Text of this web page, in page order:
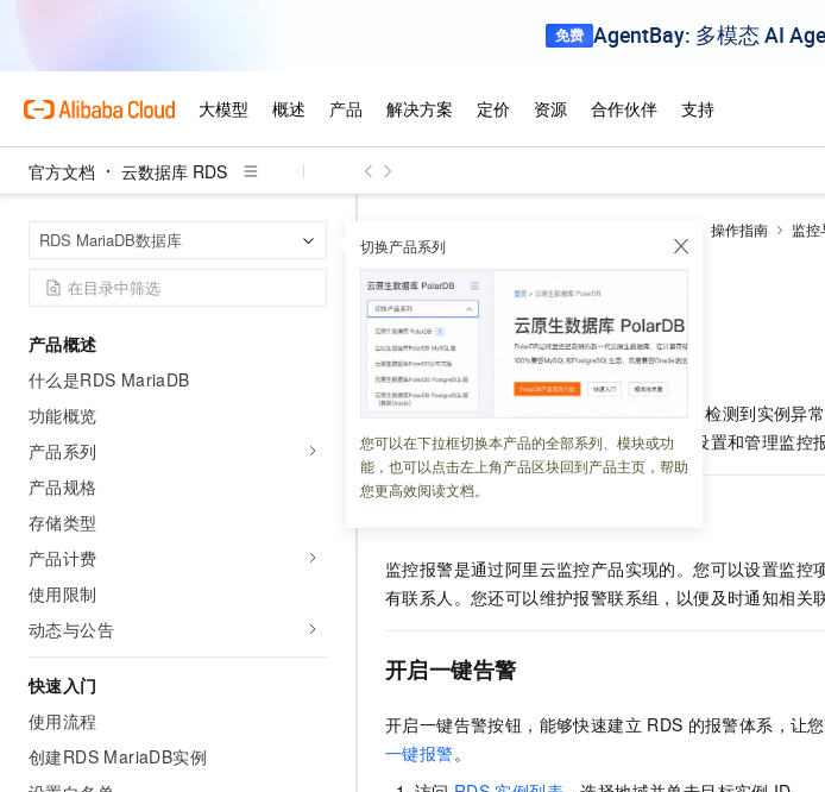
官方文档 云数据库 RDS
RDS MariaDB数据库 切换产品系列
您可以在下拉框切换本产品的全部系列、模块或功
能，也可以点击左上角产品区块回到产品主页，帮助
您更高效阅读文档。
产品概述
什么是RDS MariaDB
功能概览
产品系列
产品规格
存储类型
产品计费
使用限制
动态与公告
快速入门
使用流程
创建RDS MariaDB实例
操作指南 监控
管理报警
更新时间： 2026-04-21 02:13:00
RDS MariaDB
实例提供实例监控功能，当检测到实例
户。本文将介绍如何通过阿里云监控产品设置和管理监控报
监控报警是通过阿里云监控产品实现的。您可以设置监
有联系人。您还可以维护报警联系组，以便及时通知相关联
开启一键告警
开启一键告警按钮，能够快速建立 RDS 的报警体系，让
一键报警。